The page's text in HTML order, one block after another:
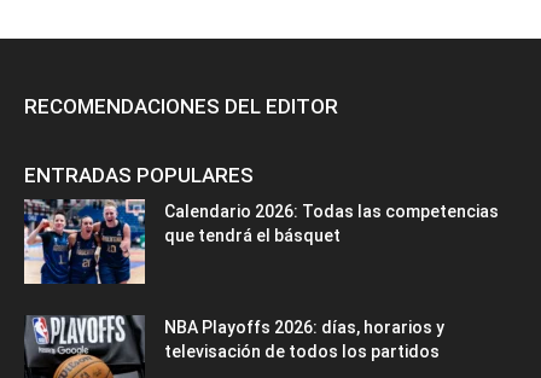
RECOMENDACIONES DEL EDITOR
ENTRADAS POPULARES
Calendario 2026: Todas las competencias
que tendrá el básquet
NBA Playoffs 2026: días, horarios y
televisación de todos los partidos